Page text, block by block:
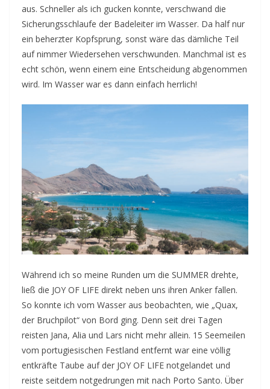
aus. Schneller als ich gucken konnte, verschwand die
Sicherungsschlaufe der Badeleiter im Wasser. Da half nur
ein beherzter Kopfsprung, sonst wäre das dämliche Teil
auf nimmer Wiedersehen verschwunden. Manchmal ist es
echt schön, wenn einem eine Entscheidung abgenommen
wird. Im Wasser war es dann einfach herrlich!
Während ich so meine Runden um die SUMMER drehte,
ließ die JOY OF LIFE direkt neben uns ihren Anker fallen.
So konnte ich vom Wasser aus beobachten, wie „Quax,
der Bruchpilot“ von Bord ging. Denn seit drei Tagen
reisten Jana, Alia und Lars nicht mehr allein. 15 Seemeilen
vom portugiesischen Festland entfernt war eine völlig
entkräfte Taube auf der JOY OF LIFE notgelandet und
reiste seitdem notgedrungen mit nach Porto Santo. Über